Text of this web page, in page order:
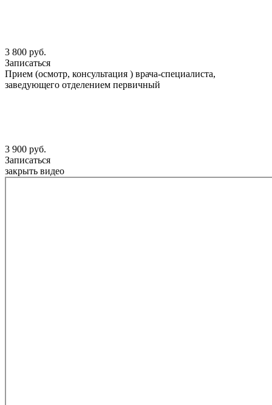
3 800 руб.
Записаться
Прием (осмотр, консультация ) врача-специалиста,
заведующего отделением первичный
3 900 руб.
Записаться
закрыть видео